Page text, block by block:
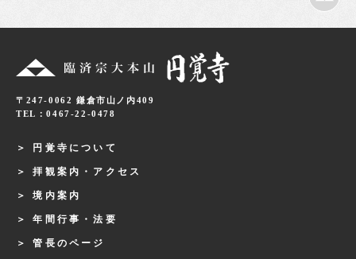
〒247-0062 鎌倉市山ノ内409
TEL：0467-22-0478
円覚寺について
拝観案内・アクセス
境内案内
年間行事・法要
管長のページ